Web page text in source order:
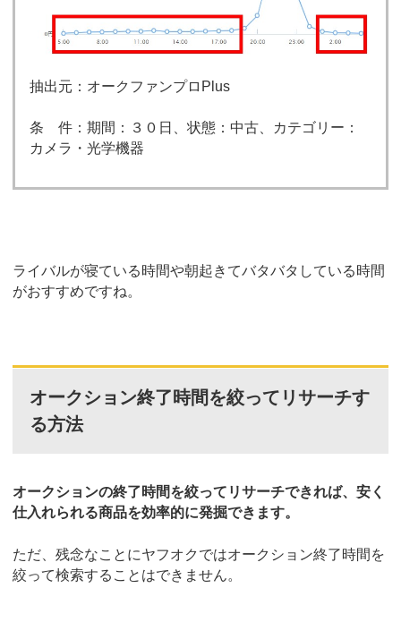
抽出元：オークファンプロPlus
条 件：期間：３０日、状態：中古、カテゴリー：
カメラ・光学機器
ライバルが寝ている時間や朝起きてバタバタしている時間
がおすすめですね。
オークション終了時間を絞ってリサーチす
る方法
オークションの終了時間を絞ってリサーチできれば、安く
仕入れられる商品を効率的に発掘できます。
ただ、残念なことにヤフオクではオークション終了時間を
絞って検索することはできません。